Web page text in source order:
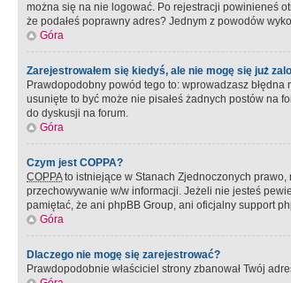
można się na nie logować. Po rejestracji powinieneś
że podałeś poprawny adres? Jednym z powodów
Góra
Zarejestrowałem się kiedyś, ale nie mogę się już
Prawdopodobny powód tego to: wprowadzasz
usunięte to być może nie pisałeś żadnych postów na
do dyskusji na forum.
Góra
Czym jest COPPA?
COPPAto istniejące w Stanach Zjednoczonych
przechowywanie w/w informacji. Jeżeli nie jesteś
pamiętać, że ani phpBB Group, ani oficjalny support
Góra
Dlaczego nie mogę się zarejestrować?
Prawdopodobnie właściciel strony zbanował Twój